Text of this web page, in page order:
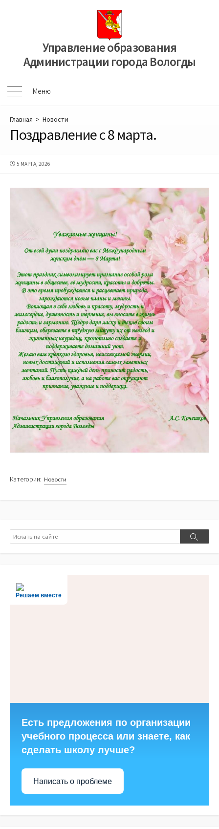
Управление образования
Администрации города Вологды
Меню
Меню
Главная > Новости
Поздравление с 8 марта.
ДАТА
5 МАРТА, 2026
Категории: Новости
Поиск
Поиск
Решаем вместе
Есть предложения по организации
учебного процесса или знаете, как
сделать школу лучше?
Написать о проблеме